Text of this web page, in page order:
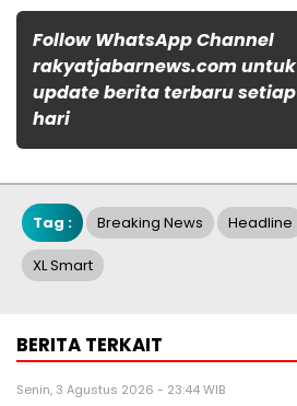
Follow WhatsApp Channel
rakyatjabarnews.com untuk
update berita terbaru setiap
hari
Tag : Breaking News Headline
XL Smart
BERITA TERKAIT
Senin, 3 Agustus 2026 - 23:44 WIB